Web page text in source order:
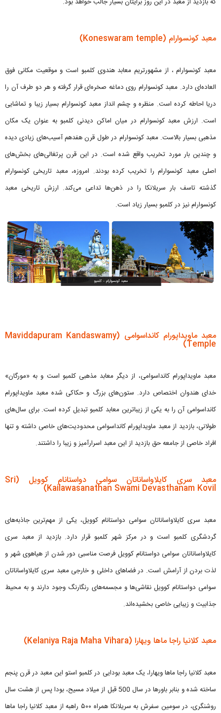
معبد کونسوارام (Koneswaram temple)
معبد کونسوارام ، از مشهورتریم معابد هندوی کلمبو است و موقعیت مکانی فوق
العاده‌ای دارد. معبد کونسوارام روی دماغه صخره‌ای قرار گرفته و هر دو طرف آن را
دریا احاطه کرده است. منظره و چشم انداز معبد کونسوارام بسیار زیبا و تماشایی
است. ارزش معبد کونسوارام در میان اماکن دیدنی کلمبو به عنوان یک مکان
مذهبی بسیار بالاست. معبد کونسوارام در طول قرن هفدهم آسیب‌های زیادی دیده
و چندین بار مورد تخریب واقع شده است. در این قرن پرتغالی‌های بخش‌های
اصلی معبد کونسوارام را تخریب کرده بودند. امروزه، معبد تاریخی کونسوارام
گذشته تاسف بار سریلانکا را در ذهن‌ها تداعی می‌کند. ارزش تاریخی معبد
کونسوارام نیز در کلمبو بسیار زیاد است.
معبد ماویداپورام کانداسوامی (Maviddapuram Kandaswamy
Temple)
معبد ماویداپورام کانداسوامی، از دیگر معابد مذهبی کلمبو است و به «مورگان»
خدای هندوان اختصاص دارد. ستون‌های بزرگ و حکاکی شده معبد ماویداپورام
کانداسوامی آن را به یکی از زیباترین معابد کلمبو تبدیل کرده است. برای سال‌های
طولانی، بازدید از معبد ماویداپورام کانداسوامی محدودیت‌های خاصی داشته و تنها
افراد خاصی از جامعه حق بازدید از این معبد اسرارآمیز و زیبا را داشتند.
معبد سری کایلاواساناتان سوامی دواستانام کوویل (Sri
Kailawasanathan Swami Devasthanam Kovil)
معبد سری کایلاواساناتان سوامی دواستانام کوویل، یکی از مهم‌ترین جاذبه‌های
گردشگری کلمبو است و در مرکز شهر کلمبو قرار دارد. بازدید از معبد سری
کایلاواساناتان سوامی دواستانام کوویل فرصت مناسبی دور شدن از هیاهوی شهر و
لذت بردن از آرامش است. در فضاهای داخلی و خارجی معبد سری کایلاواساناتان
سوامی دواستانام کوویل نقاشی‌ها و مجسمه‌های رنگارنگ وجود دارند و به محیط
جذابیت و زیبایی خاصی بخشیده‌اند.
معبد کلانیا راجا ماها ویهارا (Kelaniya Raja Maha Vihara)
معبد کلانیا راجا ماها ویهارا، یک معبد بودایی در کلمبو استو این معبد در قرن پنجم
ساخته شده و بنابر باورها در سال 500 قبل از میلاد مسیح، بودا پس از هشت سال
روشنگری، در سومین سفرش به سریلانکا همراه ۵۰۰ راهبه از معبد کلانیا راجا ماها